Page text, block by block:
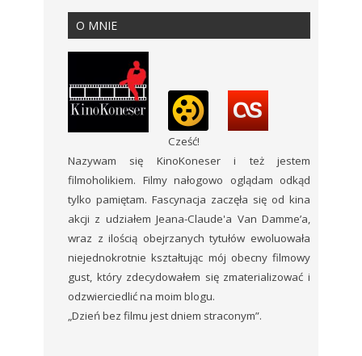
O MNIE
Cześć!
Nazywam się KinoKoneser i też jestem
filmoholikiem. Filmy nałogowo oglądam odkąd
tylko pamiętam. Fascynacja zaczęła się od kina
akcji z udziałem Jeana-Claude'a Van Damme’a,
wraz z ilością obejrzanych tytułów ewoluowała
niejednokrotnie kształtując mój obecny filmowy
gust, który zdecydowałem się zmaterializować i
odzwierciedlić na moim blogu.
„Dzień bez filmu jest dniem straconym”.